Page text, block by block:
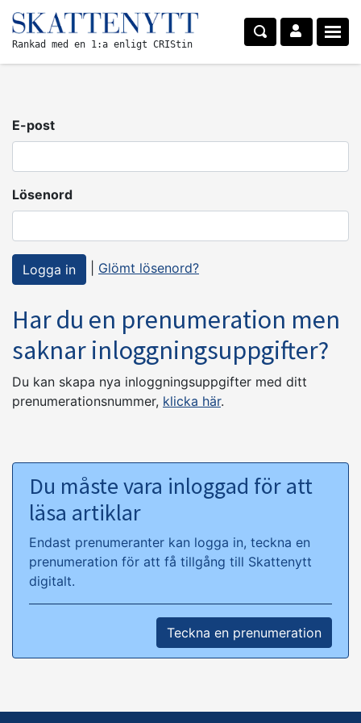
Rankad med en 1:a enligt CRIStin
E-post
Lösenord
Glömt lösenord?
Har du en prenumeration men
saknar inloggningsuppgifter?
Du kan skapa nya inloggningsuppgifter med ditt
prenumerationsnummer, klicka här.
Du måste vara inloggad för att
läsa artiklar
Endast prenumeranter kan logga in, teckna en
prenumeration för att få tillgång till Skattenytt
digitalt.
Teckna en prenumeration